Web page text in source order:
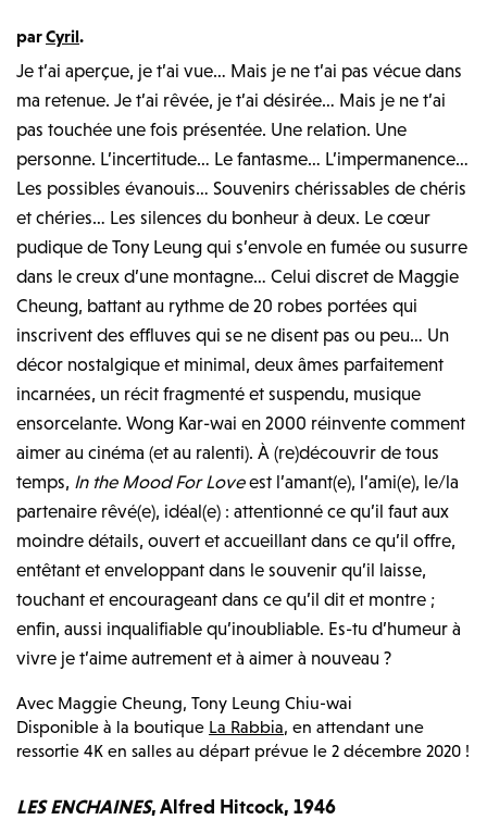
parCyril.
Je t’ai aperçue, je t’ai vue… Mais je ne t’ai pas vécue dans
ma retenue. Je t’ai rêvée, je t’ai désirée… Mais je ne t’ai
pas touchée une fois présentée. Une relation. Une
personne. L’incertitude… Le fantasme… L’impermanence…
Les possibles évanouis… Souvenirs chérissables de chéris
et chéries… Les silences du bonheur à deux. Le cœur
pudique de Tony Leung qui s’envole en fumée ou susurre
dans le creux d’une montagne… Celui discret de Maggie
Cheung, battant au rythme de 20 robes portées qui
inscrivent des effluves qui se ne disent pas ou peu… Un
décor nostalgique et minimal, deux âmes parfaitement
incarnées, un récit fragmenté et suspendu, musique
ensorcelante. Wong Kar-wai en 2000 réinvente comment
aimer au cinéma (et au ralenti). À (re)découvrir de tous
temps, In the Mood For Loveest l’amant(e), l’ami(e), le/la
partenaire rêvé(e), idéal(e) : attentionné ce qu’il faut aux
moindre détails, ouvert et accueillant dans ce qu’il offre,
entêtant et enveloppant dans le souvenir qu’il laisse,
touchant et encourageant dans ce qu’il dit et montre ;
enfin, aussi inqualifiable qu’inoubliable. Es-tu d’humeur à
vivre je t’aime autrement et à aimer à nouveau ?
Avec Maggie Cheung, Tony Leung Chiu-wai
Disponible à la boutique La Rabbia, en attendant une
ressortie 4K en salles au départ prévue le 2 décembre 2020 !
LES ENCHAINES, Alfred Hitcock, 1946